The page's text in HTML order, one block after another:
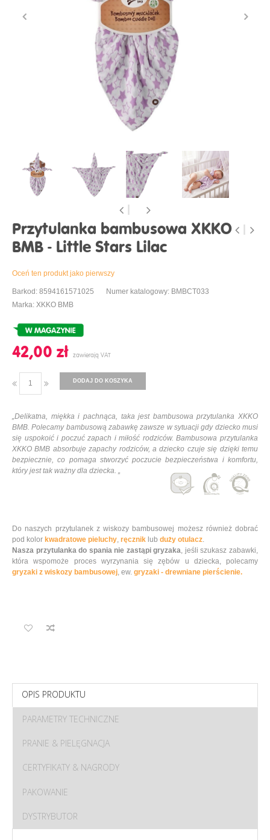
Przytulanka bambusowa XKKO
BMB - Little Stars Lilac
Oceń ten produkt jako pierwszy
Barkod: 8594161571025
Numer katalogowy: BMBCT033
Marka: XKKO BMB
42,00 ‎zł
DODAJ DO KOSZYKA
„Delikatna, miękka i pachnąca, taka jest bambusowa przytulanka XKKO
BMB. Polecamy bambusową zabawkę zawsze w sytuacji gdy dziecko musi
się uspokoić i poczuć zapach i miłość rodziców. Bambusowa przytulanka
XKKO BMB absorbuje zapachy rodziców, a dziecko czuje się dzięki temu
bezpiecznie, co pomaga stworzyć poczucie bezpieczeństwa i komfortu,
który jest tak ważny dla dziecka. „
Do naszych przytulanek z wiskozy bambusowej możesz również dobrać
pod kolor kwadratowe pieluchy, ręcznik lub duży otulacz.
Nasza przytulanka do spania nie zastąpi gryzaka, jeśli szukasz zabawki,
która wspomoże proces wyrzynania się zębów u dziecka, polecamy
gryzaki z wiskozy bambusowej, ew. gryzaki - drewniane pierścienie.
OPIS PRODUKTU
PARAMETRY TECHNICZNE
PRANIE & PIELĘGNACJA
CERTYFIKATY & NAGRODY
PAKOWANIE
DYSTRYBUTOR